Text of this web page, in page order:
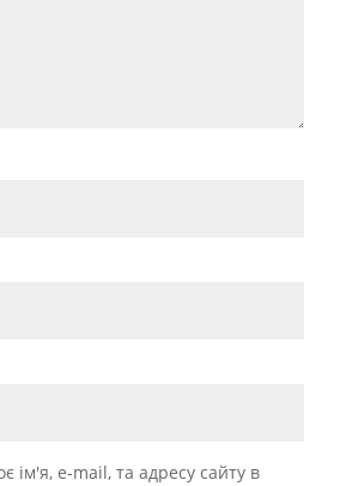
ім'я, e-mail, та адресу сайту в